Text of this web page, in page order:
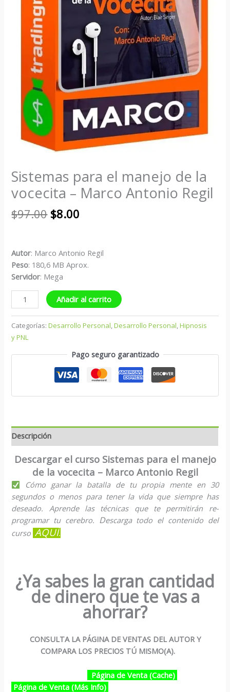
Sistemas para el manejo de la
vocecita – Marco Antonio Regil
$97.00 $8.00
Autor: Marco Antonio Regil
Peso: 180,6 MB Aprox.
Servidor: Mega
cantidad
Añadir al carrito
Categorías:Desarrollo Personal,Desarrollo Personal,Hipnosis
y PNL
Pago seguro garantizado
Descripción
Descargar el curso Sistemas para el manejo
de la vocecita – Marco Antonio Regil
Cómo ganar la batalla de tu propia mente en 30
segundos o menos para tener la vida que siempre has
deseado. Aprende las técnicas que te permitirán re-
programar tu cerebro. Descarga todo el contenido del
curso AQUÍ.
¿Ya sabes la gran cantidad
de dinero que te vas a
ahorrar?
CONSULTA LA PÁGINA DE VENTAS DEL AUTOR Y
COMPARA LOS PRECIOS TÚ MISMO(A).
Página de Venta (Cache)
Página de Venta (Más Info)